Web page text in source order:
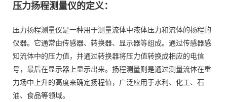
压力扬程测量仪的定义：
压力扬程测量仪是一种用于测量流体中液体压力和流体的扬程的
仪器。它通常由传感器、转换器、显示器等组成。通过传感器感
知流体中的压力值，并通过转换器将压力值转换成相应的电信
号，最后在显示器上显示出来。扬程测量则是通过测量流体在重
力场中上升的高度来确定扬程值，广泛应用于水利、化工、石
油、食品等领域。